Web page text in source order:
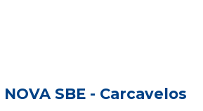
SBE - Carcavelos